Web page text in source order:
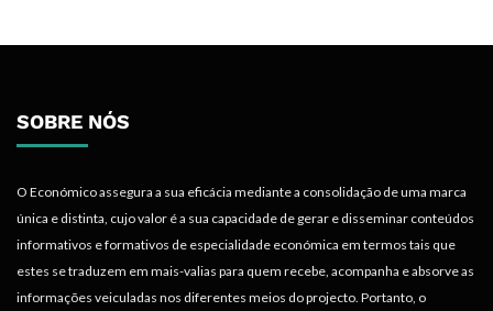
SOBRE NÓS
O Económico assegura a sua eficácia mediante a consolidação de uma marca
única e distinta, cujo valor é a sua capacidade de gerar e disseminar conteúdos
informativos e formativos de especialidade económica em termos tais que
estes se traduzem em mais-valias para quem recebe, acompanha e absorve as
informações veiculadas nos diferentes meios do projecto. Portanto, o